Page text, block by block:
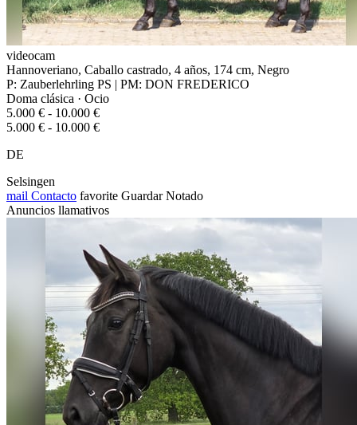
videocam
Hannoveriano, Caballo castrado, 4 años, 174 cm, Negro
P: Zauberlehrling PS | PM: DON FREDERICO
Doma clásica · Ocio
5.000 € - 10.000 €
5.000 € - 10.000 €
DE
Selsingen
mail Contacto favorite Guardar Notado
Anuncios llamativos